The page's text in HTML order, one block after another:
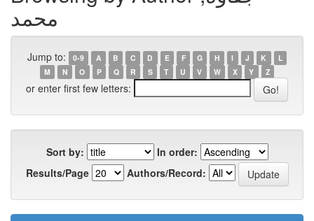
محمد
Jump to: 0-9 A B C D E F G H I J K
L
M
N O P Q R S T U V W X Y Z
or enter first few letters:
Sort by:
In order:
Results/Page
Authors/Record: